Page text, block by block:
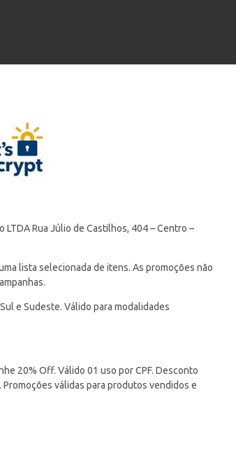
Rua Júlio de Castilhos, 404 – Centro –
lista selecionada de itens. As promoções não
e Sudeste. Válido para modalidades
20% Off. Válido 01 uso por CPF. Desconto
válidas para produtos vendidos e